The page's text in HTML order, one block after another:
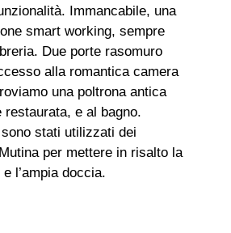
Immancabile, una
smart working, sempre
Due porte rasomuro
alla romantica camera
una poltrona antica
restaurata, e al bagno.
sono stati utilizzati dei
per mettere in risalto la
l’ampia doccia.